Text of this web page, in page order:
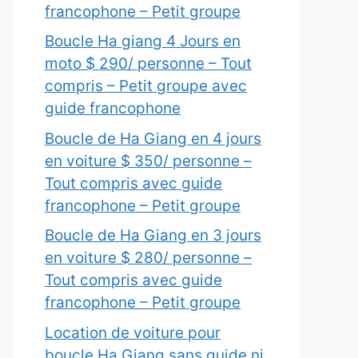
francophone – Petit groupe
Boucle Ha giang 4 Jours en
moto $ 290/ personne – Tout
compris – Petit groupe avec
guide francophone
Boucle de Ha Giang en 4 jours
en voiture $ 350/ personne –
Tout compris avec guide
francophone – Petit groupe
Boucle de Ha Giang en 3 jours
en voiture $ 280/ personne –
Tout compris avec guide
francophone – Petit groupe
Location de voiture pour